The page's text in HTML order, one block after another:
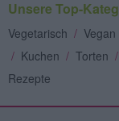
Unsere Top-
Vegetarisch / Vegan
/ Kuchen / Torten /
Rezepte